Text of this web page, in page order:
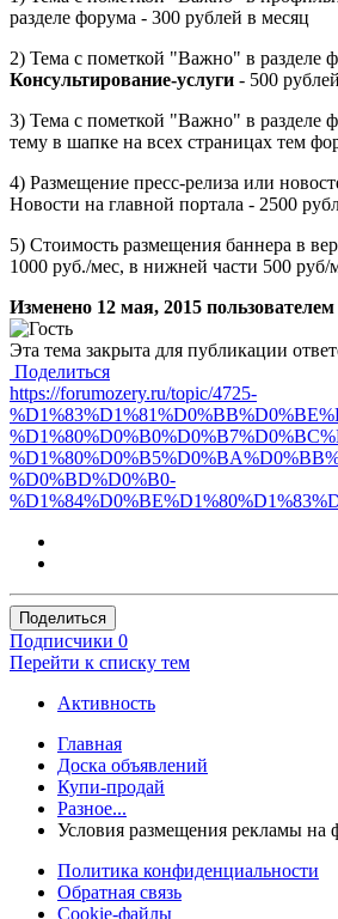
разделе форума - 300 рублей в месяц
2) Тема с пометкой "Важно" в разделе
Консультирование-услуги - 500
3) Тема с пометкой "Важно" в разделе
тему в шапке на всех страницах тем
4) Размещение пресс-релиза или
Новости на главной портала - 2500
5) Стоимость размещения баннера в
1000 руб./мес, в нижней части 500 руб/
Изменено 12 мая, 2015
Эта тема закрыта для публикации
Поделиться
https://forumozery.ru/topic/4725-
%D0%BD%D0%B0-
Поделиться
Подписчики 0
Перейти к списку тем
Активность
Главная
Доска объявлений
Купи-продай
Разное...
Условия размещения рекламы на
Политика конфиденциальности
Обратная связь
Cookie-файлы